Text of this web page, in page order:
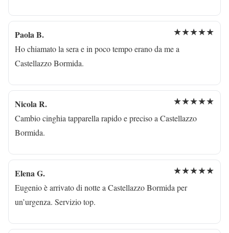
Paola B. ★★★★★
Ho chiamato la sera e in poco tempo erano da me a
Castellazzo Bormida.
Nicola R. ★★★★★
Cambio cinghia tapparella rapido e preciso a Castellazzo
Bormida.
Elena G. ★★★★★
Eugenio è arrivato di notte a Castellazzo Bormida per
un’urgenza. Servizio top.